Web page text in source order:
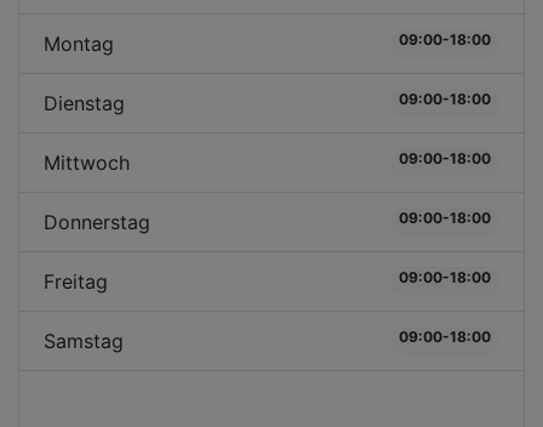
Montag 09:00-18:00
Dienstag 09:00-18:00
Mittwoch 09:00-18:00
Donnerstag 09:00-18:00
Freitag 09:00-18:00
Samstag 09:00-18:00